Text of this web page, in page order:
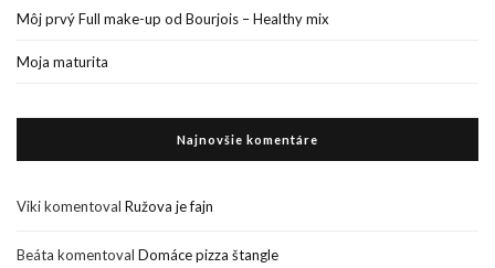
Môj prvý Full make-up od Bourjois – Healthy mix
Moja maturita
Najnovšie komentáre
Vikikomentoval Ružova je fajn
Beáta komentoval Domáce pizza štangle